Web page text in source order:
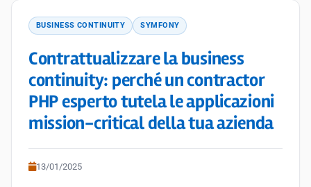
BUSINESS CONTINUITY SYMFONY
Contrattualizzare la business
continuity: perché un contractor
PHP esperto tutela le applicazioni
mission-critical della tua azienda
13/01/2025